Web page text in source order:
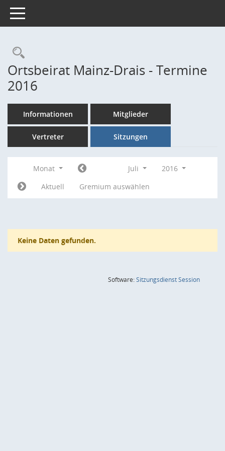
Toggle navigation
Rechercheauswahl
Ortsbeirat Mainz-Drais - Termine
2016
Informationen Mitglieder
Vertreter Sitzungen
Monat Juli
2016
Aktuell
Gremium auswählen
Keine Daten gefunden.
Software:SitzungsdienstSession(Wird in